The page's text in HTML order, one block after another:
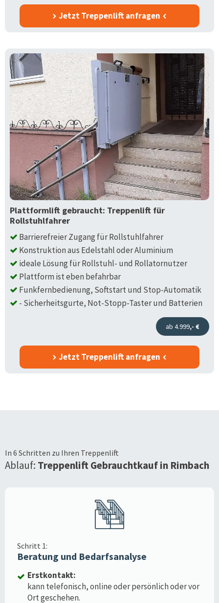
Jetzt Treppenlift anfragen
Plattformlift gebraucht: Treppenlift für
Rollstuhlfahrer
Barrierefreier Zugang für Rollstuhlfahrer
Konstruktion aus Edelstahl oder Aluminium
ideale Lösung für Rollstuhl- und Rollatornutzer
Plattform ist eben befahrbar
Funkfernbedienung, Softstart und Stop-Automatik
- Sicherheitsgurte, Not-Stopp-Taster und Batterien
ab 4.999,- €
Jetzt Treppenlift anfragen
In 6 Schritten zu Ihren Treppenlift
Ablauf: Treppenlift Gebrauchtkauf in Rimbach
Schritt 1:
Beratung und Bedarfsanalyse
Erstkontakt:
kann telefonisch, online oder persönlich oder vor
Ort geschehen.